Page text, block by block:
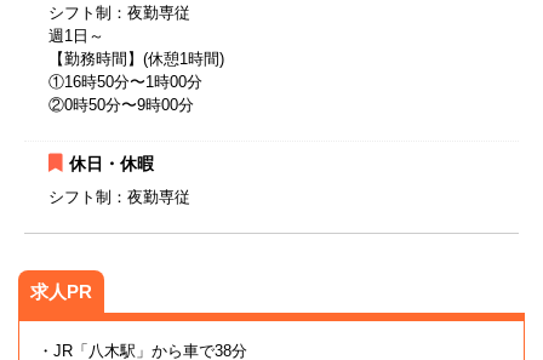
シフト制：夜勤専従
週1日～
【勤務時間】(休憩1時間)
①16時50分〜1時00分
②0時50分〜9時00分
休日・休暇
シフト制：夜勤専従
求人PR
・JR「八木駅」から車で38分